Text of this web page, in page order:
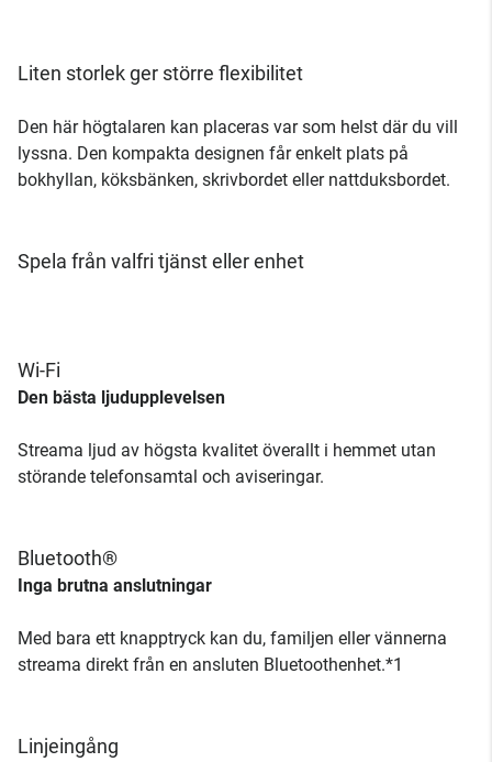
Liten storlek ger större flexibilitet
Den här högtalaren kan placeras var som helst där du vill
lyssna. Den kompakta designen får enkelt plats på
bokhyllan, köksbänken, skrivbordet eller nattduksbordet.
Spela från valfri tjänst eller enhet
Wi-Fi
Den bästa ljudupplevelsen
Streama ljud av högsta kvalitet överallt i hemmet utan
störande telefonsamtal och aviseringar.
Bluetooth®
Inga brutna anslutningar
Med bara ett knapptryck kan du, familjen eller vännerna
streama direkt från en ansluten Bluetoothenhet.*1
Linjeingång